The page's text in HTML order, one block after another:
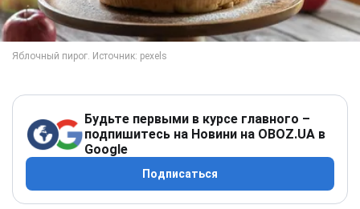
Будьте первыми в курсе главного –
подпишитесь на Новини на OBOZ.UA в
Google
Подписаться